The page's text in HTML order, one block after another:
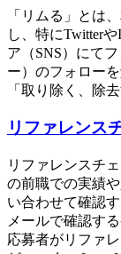
「リムる」とは
し、特にTwitter
ア（SNS）にて
ー）のフォロー
「取り除く、除
リファレンス
リファレンスチ
の前職での実績
い合わせて確認
メールで確認す
応募者がリファ